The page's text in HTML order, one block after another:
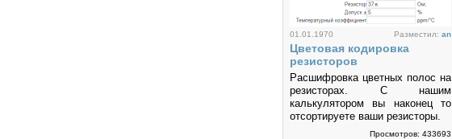
01.01.1970 Разместил: an
Цветовая кодировка
резисторов
Расшифровка цветных полос на
резисторах. С нашим
калькулятором вы наконец то
отсортируете ваши резисторы.
Просмотров: 433693